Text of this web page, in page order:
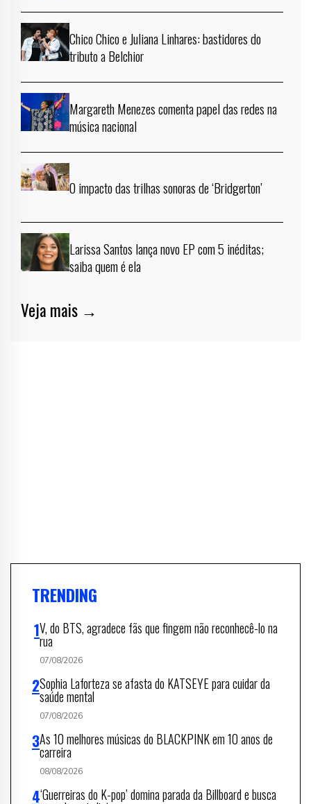
Chico Chico e Juliana Linhares: bastidores do
tributo a Belchior
Margareth Menezes comenta papel das redes na
música nacional
O impacto das trilhas sonoras de ‘Bridgerton’
Larissa Santos lança novo EP com 5 inéditas;
saiba quem é ela
Veja mais →
TRENDING
V, do BTS, agradece fãs que fingem não reconhecê-lo na
rua
07/08/2026
Sophia Laforteza se afasta do KATSEYE para cuidar da
saúde mental
07/08/2026
As 10 melhores músicas do BLACKPINK em 10 anos de
carreira
08/08/2026
‘Guerreiras do K-pop’ domina parada da Billboard e busca